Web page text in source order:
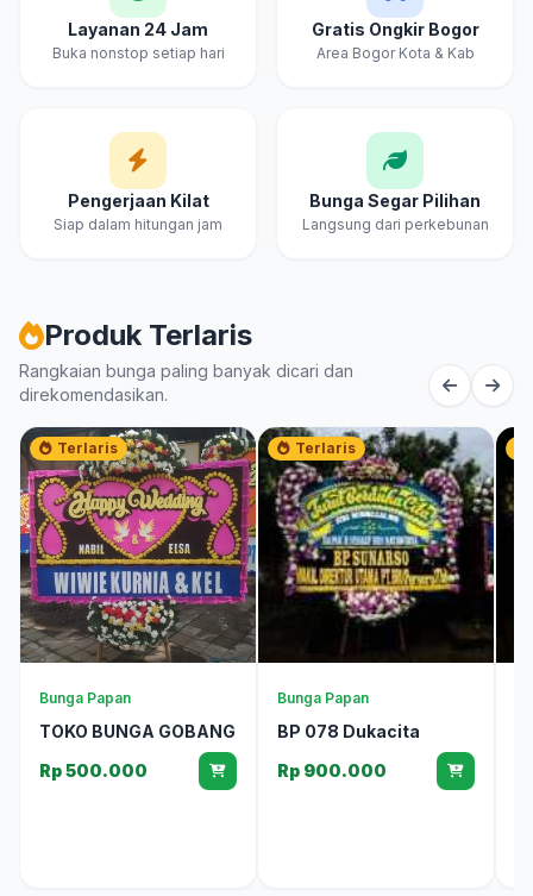
Layanan 24 Jam
Buka nonstop setiap hari
Gratis Ongkir Bogor
Area Bogor Kota & Kab
Pengerjaan Kilat
Siap dalam hitungan jam
Bunga Segar Pilihan
Langsung dari perkebunan
Produk Terlaris
Rangkaian bunga paling banyak dicari dan
direkomendasikan.
Terlaris
Bunga Papan
TOKO BUNGA GOBANG
Rp 500.000
Terlaris
Bunga Papan
BP 078 Dukacita
Rp 900.000